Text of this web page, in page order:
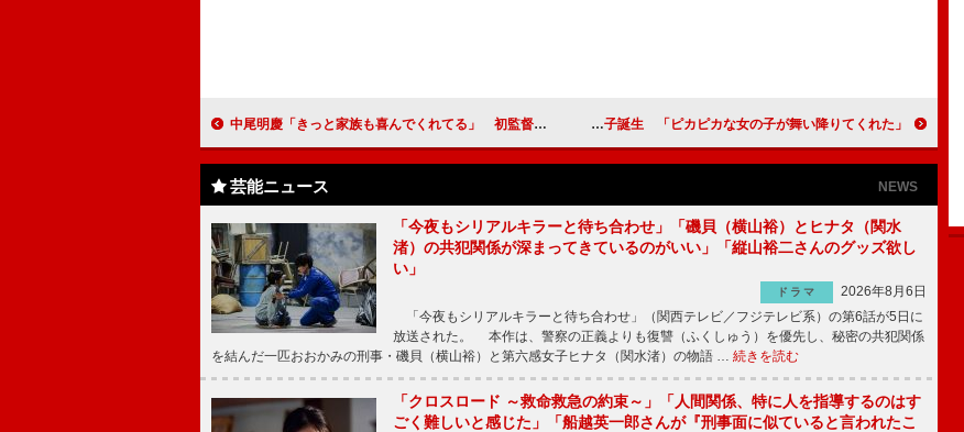
中尾明慶「きっと家族も喜んでくれてる」 初監督・脚本作品『３Ｇ』が話題賞を受賞 東山紀之・木村佳乃夫妻に第２子誕生 「ピカピカな女の子が舞い降りてくれた」
芸能ニュース NEWS
「今夜もシリアルキラーと待ち合わせ」「磯貝（横山裕）とヒナタ（関水
渚）の共犯関係が深まってきているのがいい」「縦山裕二さんのグッズ欲し
い」
ドラマ
2026年8月6日
「今夜もシリアルキラーと待ち合わせ」（関西テレビ／フジテレビ系）の第6話が5日に
放送された。 本作は、警察の正義よりも復讐（ふくしゅう）を優先し、秘密の共犯関係
を結んだ一匹おおかみの刑事・磯貝（横山裕）と第六感女子ヒナタ（関水渚）の物語 … 続きを読む
「クロスロード ～救命救急の約束～」「人間関係、特に人を指導するのはす
ごく難しいと感じた」「船越英一郎さんが『刑事面に似ていると言われたこ